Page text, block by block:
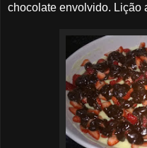
chocolate envolvido. Lição